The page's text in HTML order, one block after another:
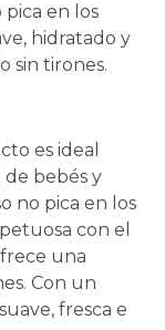
pica en los
hidratado y
sin tirones.
es ideal
de bebés y
no pica en los
con el
una
Con un
fresca e